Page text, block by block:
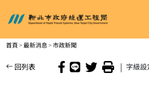
進入內容區塊
新北市政府捷運工程局
首頁 最新消息 市政新聞
| 字級設
回列表